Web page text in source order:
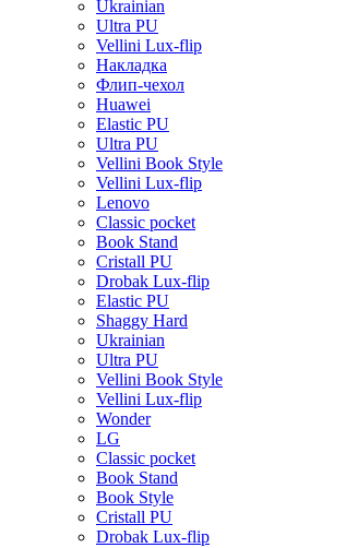
Ukrainian
Ultra PU
Vellini Lux-flip
Накладка
Флип-чехол
Huawei
Elastic PU
Ultra PU
Vellini Book Style
Vellini Lux-flip
Lenovo
Classic pocket
Book Stand
Cristall PU
Drobak Lux-flip
Elastic PU
Shaggy Hard
Ukrainian
Ultra PU
Vellini Book Style
Vellini Lux-flip
Wonder
LG
Classic pocket
Book Stand
Book Style
Cristall PU
Drobak Lux-flip